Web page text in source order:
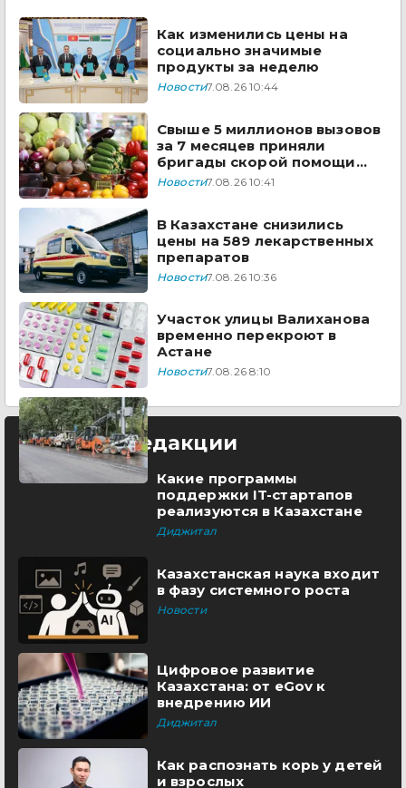
Как изменились цены на
социально значимые
продукты за неделю
Новости7.08.26 10:44
Свыше 5 миллионов вызовов
за 7 месяцев приняли
бригады скорой помощи
Казахстана
Новости7.08.26 10:41
В Казахстане снизились
цены на 589 лекарственных
препаратов
Новости7.08.26 10:36
Участок улицы Валиханова
временно перекроют в
Астане
Новости7.08.26 8:10
Выбор редакции
Какие программы
поддержки IT-стартапов
реализуются в Казахстане
Диджитал
Казахстанская наука входит
в фазу системного роста
Новости
Цифровое развитие
Казахстана: от eGov к
внедрению ИИ
Диджитал
Как распознать корь у детей
и взрослых